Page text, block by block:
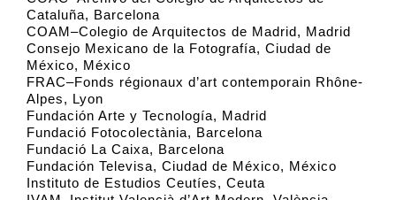
Cataluña, Barcelona
COAM–Colegio de Arquitectos de Madrid, Madrid
Consejo Mexicano de la Fotografía, Ciudad de
México, México
FRAC–Fonds régionaux d’art contemporain Rhône-
Alpes, Lyon
Fundación Arte y Tecnología, Madrid
Fundació Fotocolectània, Barcelona
Fundació La Caixa, Barcelona
Fundación Televisa, Ciudad de México, México
Instituto de Estudios Ceutíes, Ceuta